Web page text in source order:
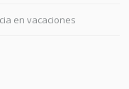
en vacaciones